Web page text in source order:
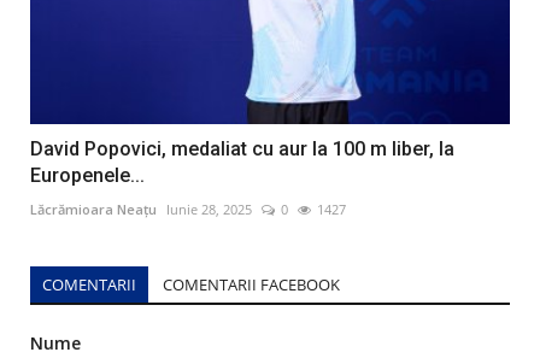
David Popovici, medaliat cu aur la 100 m liber, la
Europenele...
Lăcrămioara Neațu Iunie 28, 2025 0 1427
COMENTARII COMENTARII FACEBOOK
Nume